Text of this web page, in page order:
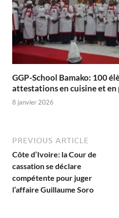
GGP-School Bamako: 100
attestations en cuisine et en
8 janvier 2026
PREVIOUS ARTICLE
Côte d’Ivoire: la Cour de
cassation se déclare
compétente pour juger
l’affaire Guillaume Soro